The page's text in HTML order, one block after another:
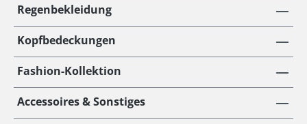
Regenbekleidung
Kopfbedeckungen
Fashion-Kollektion
Accessoires & Sonstiges